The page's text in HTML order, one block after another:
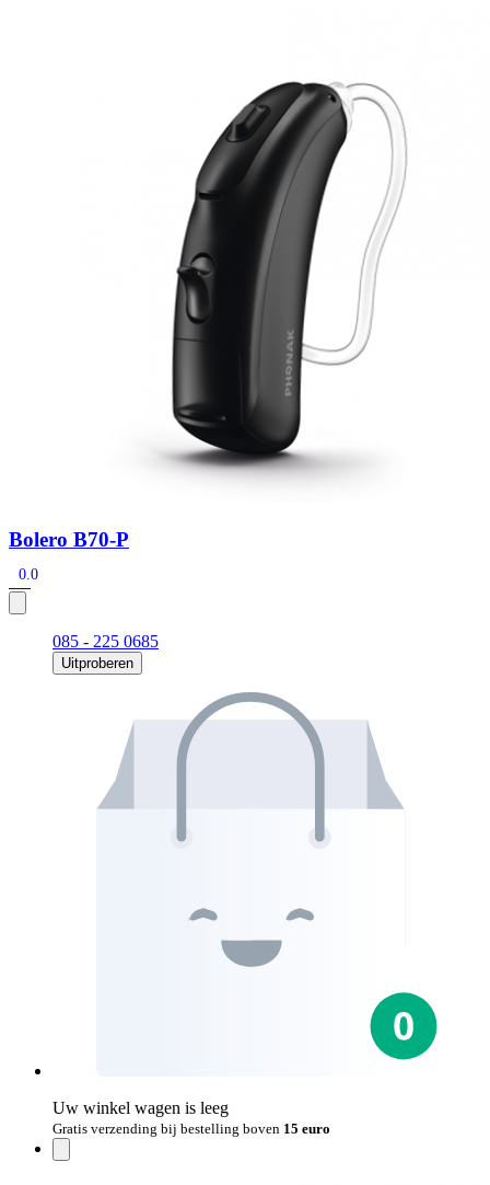
Signia Pure BCT IXSignia Silk IX
Audio Service R LI 7
Widex filters FiltersDomes
Signia Active Mini IX - Oplaadbaar
De Signia Active Mini IX is het nieuwste hoortoestel van Signia.
Bolero B70-P
0.0
085 - 225 0685
Uitproberen
Uw winkel wagen is leeg
Gratis verzending bij bestelling boven 15 euro